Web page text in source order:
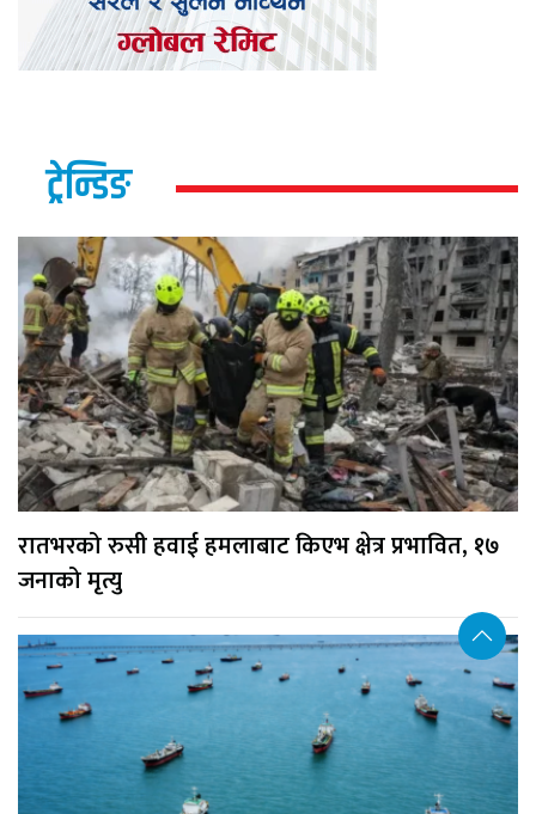
ट्रेन्डिङ
रातभरको रुसी हवाई हमलाबाट किएभ क्षेत्र प्रभावित, १७
जनाको मृत्यु